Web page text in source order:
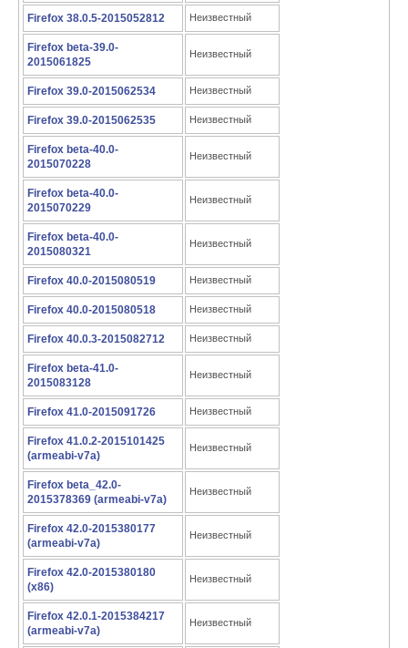
Firefox 38.0.5-2015052812 Неизвестный
Firefox beta-39.0-
2015061825
Неизвестный
Firefox 39.0-2015062534 Неизвестный
Firefox 39.0-2015062535 Неизвестный
Firefox beta-40.0-
2015070228
Неизвестный
Firefox beta-40.0-
2015070229
Неизвестный
Firefox beta-40.0-
2015080321
Неизвестный
Firefox 40.0-2015080519 Неизвестный
Firefox 40.0-2015080518 Неизвестный
Firefox 40.0.3-2015082712 Неизвестный
Firefox beta-41.0-
2015083128
Неизвестный
Firefox 41.0-2015091726 Неизвестный
Firefox 41.0.2-2015101425
(armeabi-v7a)
Неизвестный
Firefox beta_42.0-
2015378369 (armeabi-v7a)
Неизвестный
Firefox 42.0-2015380177
(armeabi-v7a)
Неизвестный
Firefox 42.0-2015380180
(x86)
Неизвестный
Firefox 42.0.1-2015384217
(armeabi-v7a)
Неизвестный